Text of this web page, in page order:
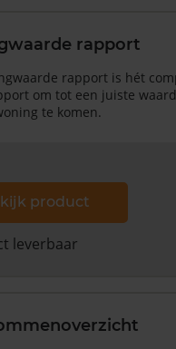
rapport
rapport is hét
om tot een juiste
te komen.
product
leverbaar